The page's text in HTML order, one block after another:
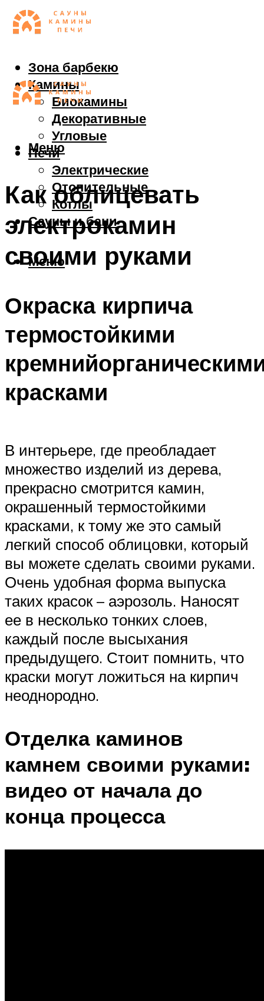
Зона барбекю
Камины
Биокамины
Декоративные
Угловые
Печи
Электрические
Отопительные
Котлы
Сауны и бани
Меню
Меню
Как облицевать
электрокамин
своими руками
Окраска кирпича
термостойкими
красками
В интерьере, где преобладает
множество изделий из дерева,
прекрасно смотрится камин,
окрашенный термостойкими
красками, к тому же это самый
легкий способ облицовки, который
вы можете сделать своими руками.
Очень удобная форма выпуска
таких красок – аэрозоль. Наносят
ее в несколько тонких слоев,
каждый после высыхания
предыдущего. Стоит помнить, что
краски могут ложиться на кирпич
неоднородно.
Отделка каминов
камнем своими руками:
видео от начала до
конца процесса